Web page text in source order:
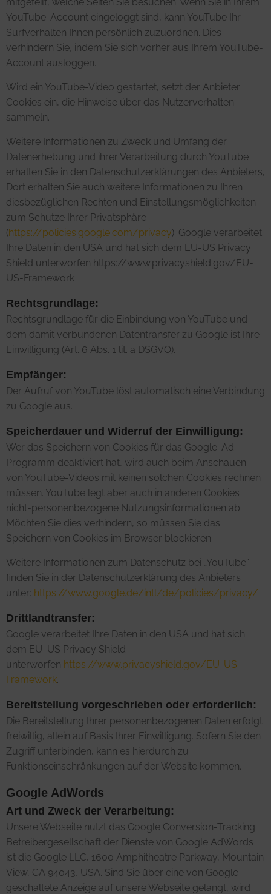
YouTube-Account eingeloggt sind, kann YouTube Ihr
Surfverhalten Ihnen persönlich zuzuordnen. Dies
verhindern Sie, indem Sie sich vorher aus Ihrem YouTube-
Account ausloggen.
Wird ein YouTube-Video gestartet, setzt der Anbieter
Cookies ein, die Hinweise über das Nutzerverhalten
sammeln.
Weitere Informationen zu Zweck und Umfang der
Datenerhebung und ihrer Verarbeitung durch YouTube
erhalten Sie in den Datenschutzerklärungen des Anbieters,
Dort erhalten Sie auch weitere Informationen zu Ihren
diesbezüglichen Rechten und Einstellungsmöglichkeiten
zum Schutze Ihrer Privatsphäre
(https://policies.google.com/privacy). Google verarbeitet
Ihre Daten in den USA und hat sich dem EU-US Privacy
Shield unterworfen https://www.privacyshield.gov/EU-
US-Framework
Rechtsgrundlage:
Rechtsgrundlage für die Einbindung von YouTube und
dem damit verbundenen Datentransfer zu Google ist Ihre
Einwilligung (Art. 6 Abs. 1 lit. a DSGVO).
Empfänger:
Der Aufruf von YouTube löst automatisch eine Verbindung
zu Google aus.
Speicherdauer und Widerruf der Einwilligung:
Wer das Speichern von Cookies für das Google-Ad-
Programm deaktiviert hat, wird auch beim Anschauen
von YouTube-Videos mit keinen solchen Cookies rechnen
müssen. YouTube legt aber auch in anderen Cookies
nicht-personenbezogene Nutzungsinformationen ab.
Möchten Sie dies verhindern, so müssen Sie das
Speichern von Cookies im Browser blockieren.
Weitere Informationen zum Datenschutz bei „YouTube“
finden Sie in der Datenschutzerklärung des Anbieters
unter: https://www.google.de/intl/de/policies/privacy/
Drittlandtransfer:
Google verarbeitet Ihre Daten in den USA und hat sich
dem EU_US Privacy Shield
unterworfen https://www.privacyshield.gov/EU-US-
Framework
Bereitstellung vorgeschrieben oder erforderlich:
Die Bereitstellung Ihrer personenbezogenen Daten erfolgt
freiwillig, allein auf Basis Ihrer Einwilligung. Sofern Sie den
Zugriff unterbinden, kann es hierdurch zu
Funktionseinschränkungen auf der Website kommen.
Google AdWords
Art und Zweck der Verarbeitung:
Unsere Webseite nutzt das Google Conversion-Tracking.
Betreibergesellschaft der Dienste von Google AdWords
ist die Google LLC, 1600 Amphitheatre Parkway, Mountain
View, CA 94043, USA. Sind Sie über eine von Google
geschaltete Anzeige auf unsere Webseite gelangt, wird